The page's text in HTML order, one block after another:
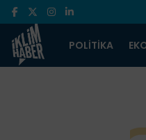
POLITIKA